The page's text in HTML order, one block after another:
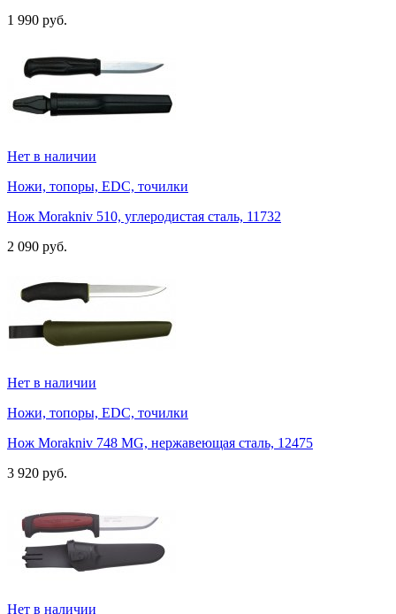
1 990 руб.
Нет в наличии
Ножи, топоры, EDC, точилки
Нож Morakniv 510, углеродистая сталь, 11732
2 090 руб.
Нет в наличии
Ножи, топоры, EDC, точилки
Нож Morakniv 748 MG, нержавеющая сталь, 12475
3 920 руб.
Нет в наличии